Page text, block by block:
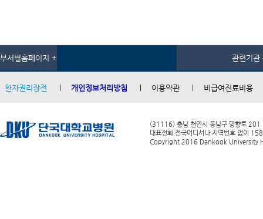
부서별홈페이지 + 관련기관
환자권리장전 개인정보처리방침 이용약관 비급여진료비용
(31116) 충남 천안시 동남구 망향로 201
대표전화 전국어디서나 지역번호 없이
Copyright 2016 Dankook University